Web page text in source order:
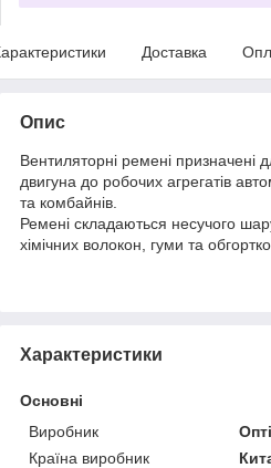
Доставка
Опис
Вентиляторні ремені призначені
двигуна до робочих агрегатів
та комбайнів.
Ремені складаються несучого
хімічних волокон, гуми та
Характеристики
Основні
Виробник
Країна виробник